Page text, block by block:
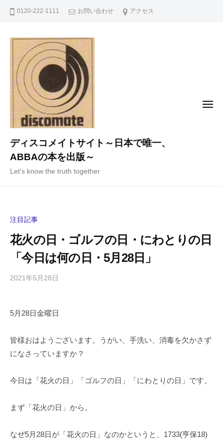
0120-222-1111 お問い合わせ アクセス
ディスコメイトサイト～日本で唯一、
ABBAの本を出版～
Let's know the truth together
メ
注目記事
花火の日・ゴルフの日・にわとりの日
「今日は何の日・5月28日」
2021年5月28日
a
s
y
m
メ
ン
5月28日金曜日
皆様おはようございます。うがい、手洗い、消毒を欠かさず
になさっていますか？
今日は「花火の日」「ゴルフの日」「にわとりの日」です。
まず「花火の日」から。
なぜ5⽉28⽇が「花⽕の⽇」なのかというと、1733(亨保18)